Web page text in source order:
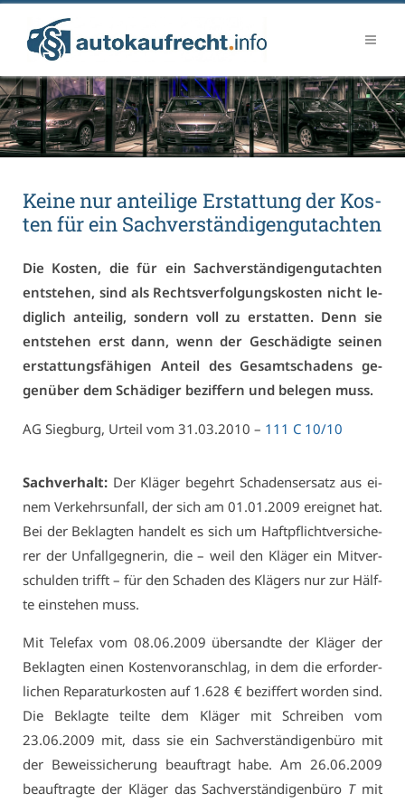
Kei­ne nur an­tei­li­ge Er­stat­tung der Kos­
ten für ein Sach­ver­stän­di­gen­gut­ach­ten
Die Kos­ten, die für ein Sach­ver­stän­di­gen­gut­ach­ten
ent­ste­hen, sind als Rechts­ver­fol­gungs­kos­ten nicht le­
dig­lich an­tei­lig, son­dern voll zu er­stat­ten. Denn sie
ent­ste­hen erst dann, wenn der Ge­schä­dig­te sei­nen
er­stat­tungs­fä­hi­gen An­teil des Ge­samt­scha­dens ge­
gen­über dem Schä­di­ger be­zif­fern und be­le­gen muss.
AG Sieg­burg, Ur­teil vom 31.03.2010 – 111 C 10/10
Sach­ver­halt: Der Klä­ger be­gehrt Scha­dens­er­satz aus ei­
nem Ver­kehrs­un­fall, der sich am 01.01.2009 er­eig­net hat.
Bei der Be­klag­ten han­delt es sich um Haft­pflicht­ver­si­che­
rer der Un­fall­geg­ne­rin, die – weil den Klä­ger ein Mit­ver­
schul­den trifft – für den Scha­den des Klä­gers nur zur Hälf­
te ein­ste­hen muss.
Mit Te­le­fax vom 08.06.2009 über­sand­te der Klä­ger der
Be­klag­ten ei­nen Kos­ten­vor­an­schlag, in dem die er­for­der­
li­chen Re­pa­ra­tur­kos­ten auf 1.628 € be­zif­fert wor­den sind.
Die Be­klag­te teil­te dem Klä­ger mit Schrei­ben vom
23.06.2009 mit, dass sie ein Sach­ver­stän­di­gen­bü­ro mit
der Be­weis­si­che­rung be­auf­tragt ha­be. Am 26.06.2009
be­auf­trag­te der Klä­ger das Sach­ver­stän­di­gen­bü­ro Tmit